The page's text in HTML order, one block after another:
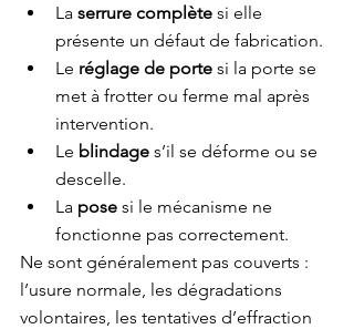
La serrure complète si elle
présente un défaut de fabrication.
Le réglage de porte si la porte se
met à frotter ou ferme mal après
intervention.
Le blindage s’il se déforme ou se
descelle.
La pose si le mécanisme ne
fonctionne pas correctement.
Ne sont généralement pas couverts :
l’usure normale, les dégradations
volontaires, les tentatives d’effraction